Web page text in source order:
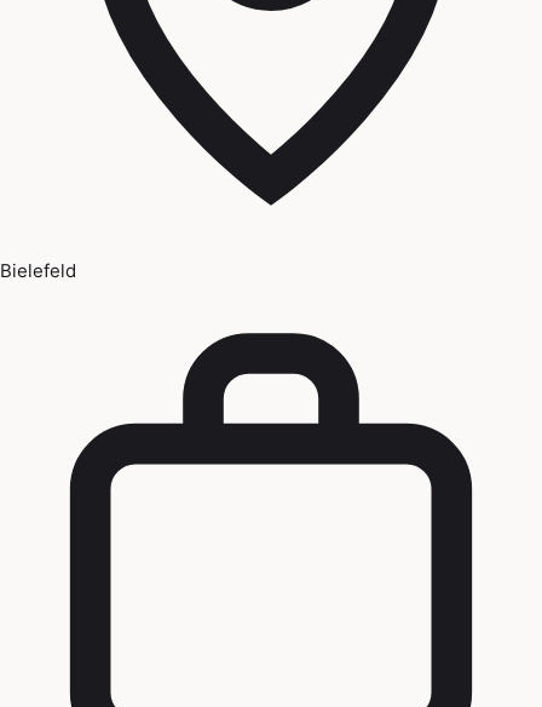
Bielefeld